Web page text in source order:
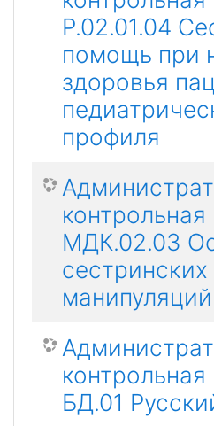
Р.02.01.04
помощь при
здоровья
профиля
контрольная
МДК.02.03
сестринских
манипуляций
контрольная
БД.01